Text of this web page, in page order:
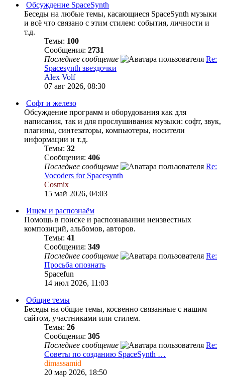
Обсуждение SpaceSynth
Беседы на любые темы, касающиеся SpaceSynth музыки
и всё что связано с этим стилем: события, личности и
т.д.
Темы: 100
Сообщения: 2731
Последнее сообщение
Re:
Spacesynth звездочки
Alex Volf
07 авг 2026, 08:30
Софт и железо
Обсуждение программ и оборудования как для
написания, так и для прослушивания музыки: софт, звук,
плагины, синтезаторы, компьютеры, носители
информации и т.д.
Темы: 32
Сообщения: 406
Последнее сообщение
Re:
Vocoders for Spacesynth
Cosmix
15 май 2026, 04:03
Ищем и распознаём
Помощь в поиске и распознавании неизвестных
композиций, альбомов, авторов.
Темы: 41
Сообщения: 349
Последнее сообщение
Re:
Просьба опознать
Spacefun
14 июл 2026, 11:03
Общие темы
Беседы на общие темы, косвенно связанные с нашим
сайтом, участниками или стилем.
Темы: 26
Сообщения: 305
Последнее сообщение
Re:
Советы по созданию SpaceSynth …
dimassamid
20 мар 2026, 18:50